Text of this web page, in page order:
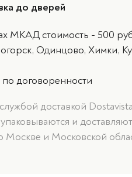
до дверей
МКАД стоимость - 500
Одинцово, Химки,
договоренности
доставкой Dostavista
и
Москве и Московской